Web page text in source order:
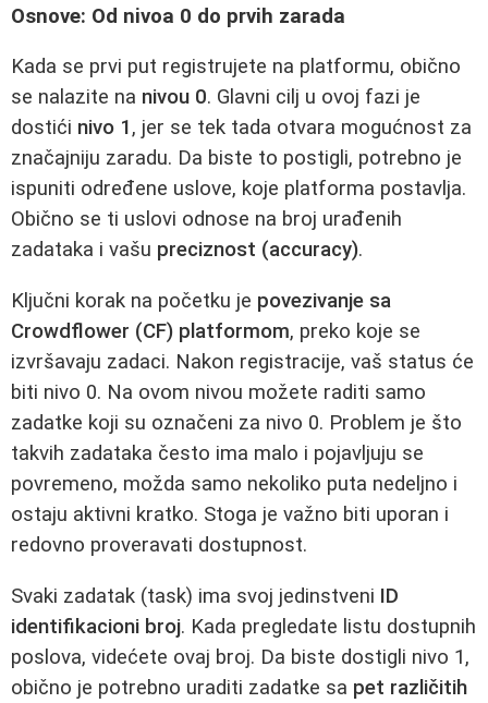
Osnove: Od nivoa 0 do prvih zarada
Kada se prvi put registrujete na platformu, obično
se nalazite na nivou 0. Glavni cilj u ovoj fazi je
dostići nivo 1, jer se tek tada otvara mogućnost za
značajniju zaradu. Da biste to postigli, potrebno je
ispuniti određene uslove, koje platforma postavlja.
Obično se ti uslovi odnose na broj urađenih
zadataka i vašu preciznost (accuracy).
Ključni korak na početku je povezivanje sa
Crowdflower (CF) platformom, preko koje se
izvršavaju zadaci. Nakon registracije, vaš status će
biti nivo 0. Na ovom nivou možete raditi samo
zadatke koji su označeni za nivo 0. Problem je što
takvih zadataka često ima malo i pojavljuju se
povremeno, možda samo nekoliko puta nedeljno i
ostaju aktivni kratko. Stoga je važno biti uporan i
redovno proveravati dostupnost.
Svaki zadatak (task) ima svoj jedinstveni ID
identifikacioni broj. Kada pregledate listu dostupnih
poslova, videćete ovaj broj. Da biste dostigli nivo 1,
obično je potrebno uraditi zadatke sa pet različitih